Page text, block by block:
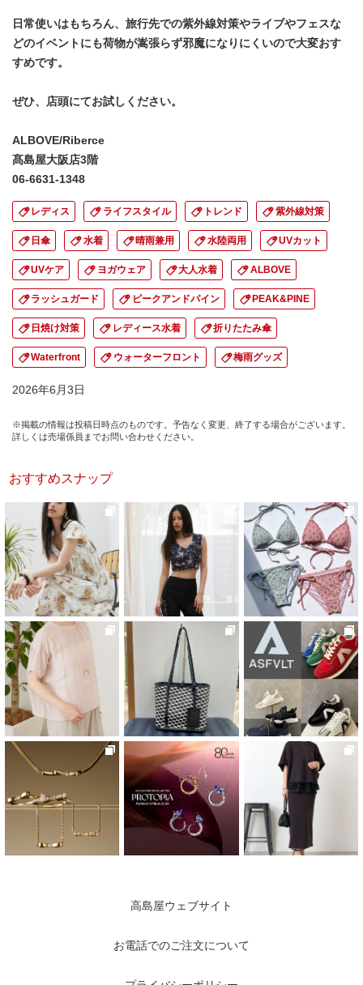
日常使いはもちろん、旅行先での紫外線対策やライブやフェスな
どのイベントにも荷物が嵩張らず邪魔になりにくいので大変おす
すめです。
ぜひ、店頭にてお試しください。
ALBOVE/Riberce
髙島屋大阪店3階
06-6631-1348
レディス ライフスタイル トレンド 紫外線対策
日傘 水着 晴雨兼用 水陸両用 UVカット
UVケア ヨガウェア 大人水着 ALBOVE
ラッシュガード ピークアンドパイン PEAK&PINE
日焼け対策 レディース水着 折りたたみ傘
Waterfront ウォーターフロント 梅雨グッズ
2026年6月3日
※掲載の情報は投稿日時点のものです。予告なく変更、終了する場合がございます。
詳しくは売場係員までお問い合わせください。
おすすめスナップ
高島屋ウェブサイト
お電話でのご注文について